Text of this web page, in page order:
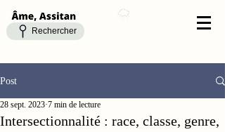
Rechercher
Post
Intersectionnalité : race, classe, genre,
28 sept. 2023 7 min de lecture